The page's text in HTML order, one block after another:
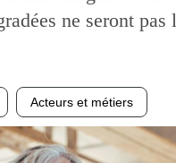
ne seront
Acteurs et métiers